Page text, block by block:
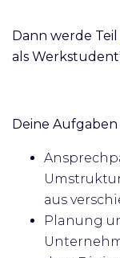
Dann werde
als
Deine
aus
Planung